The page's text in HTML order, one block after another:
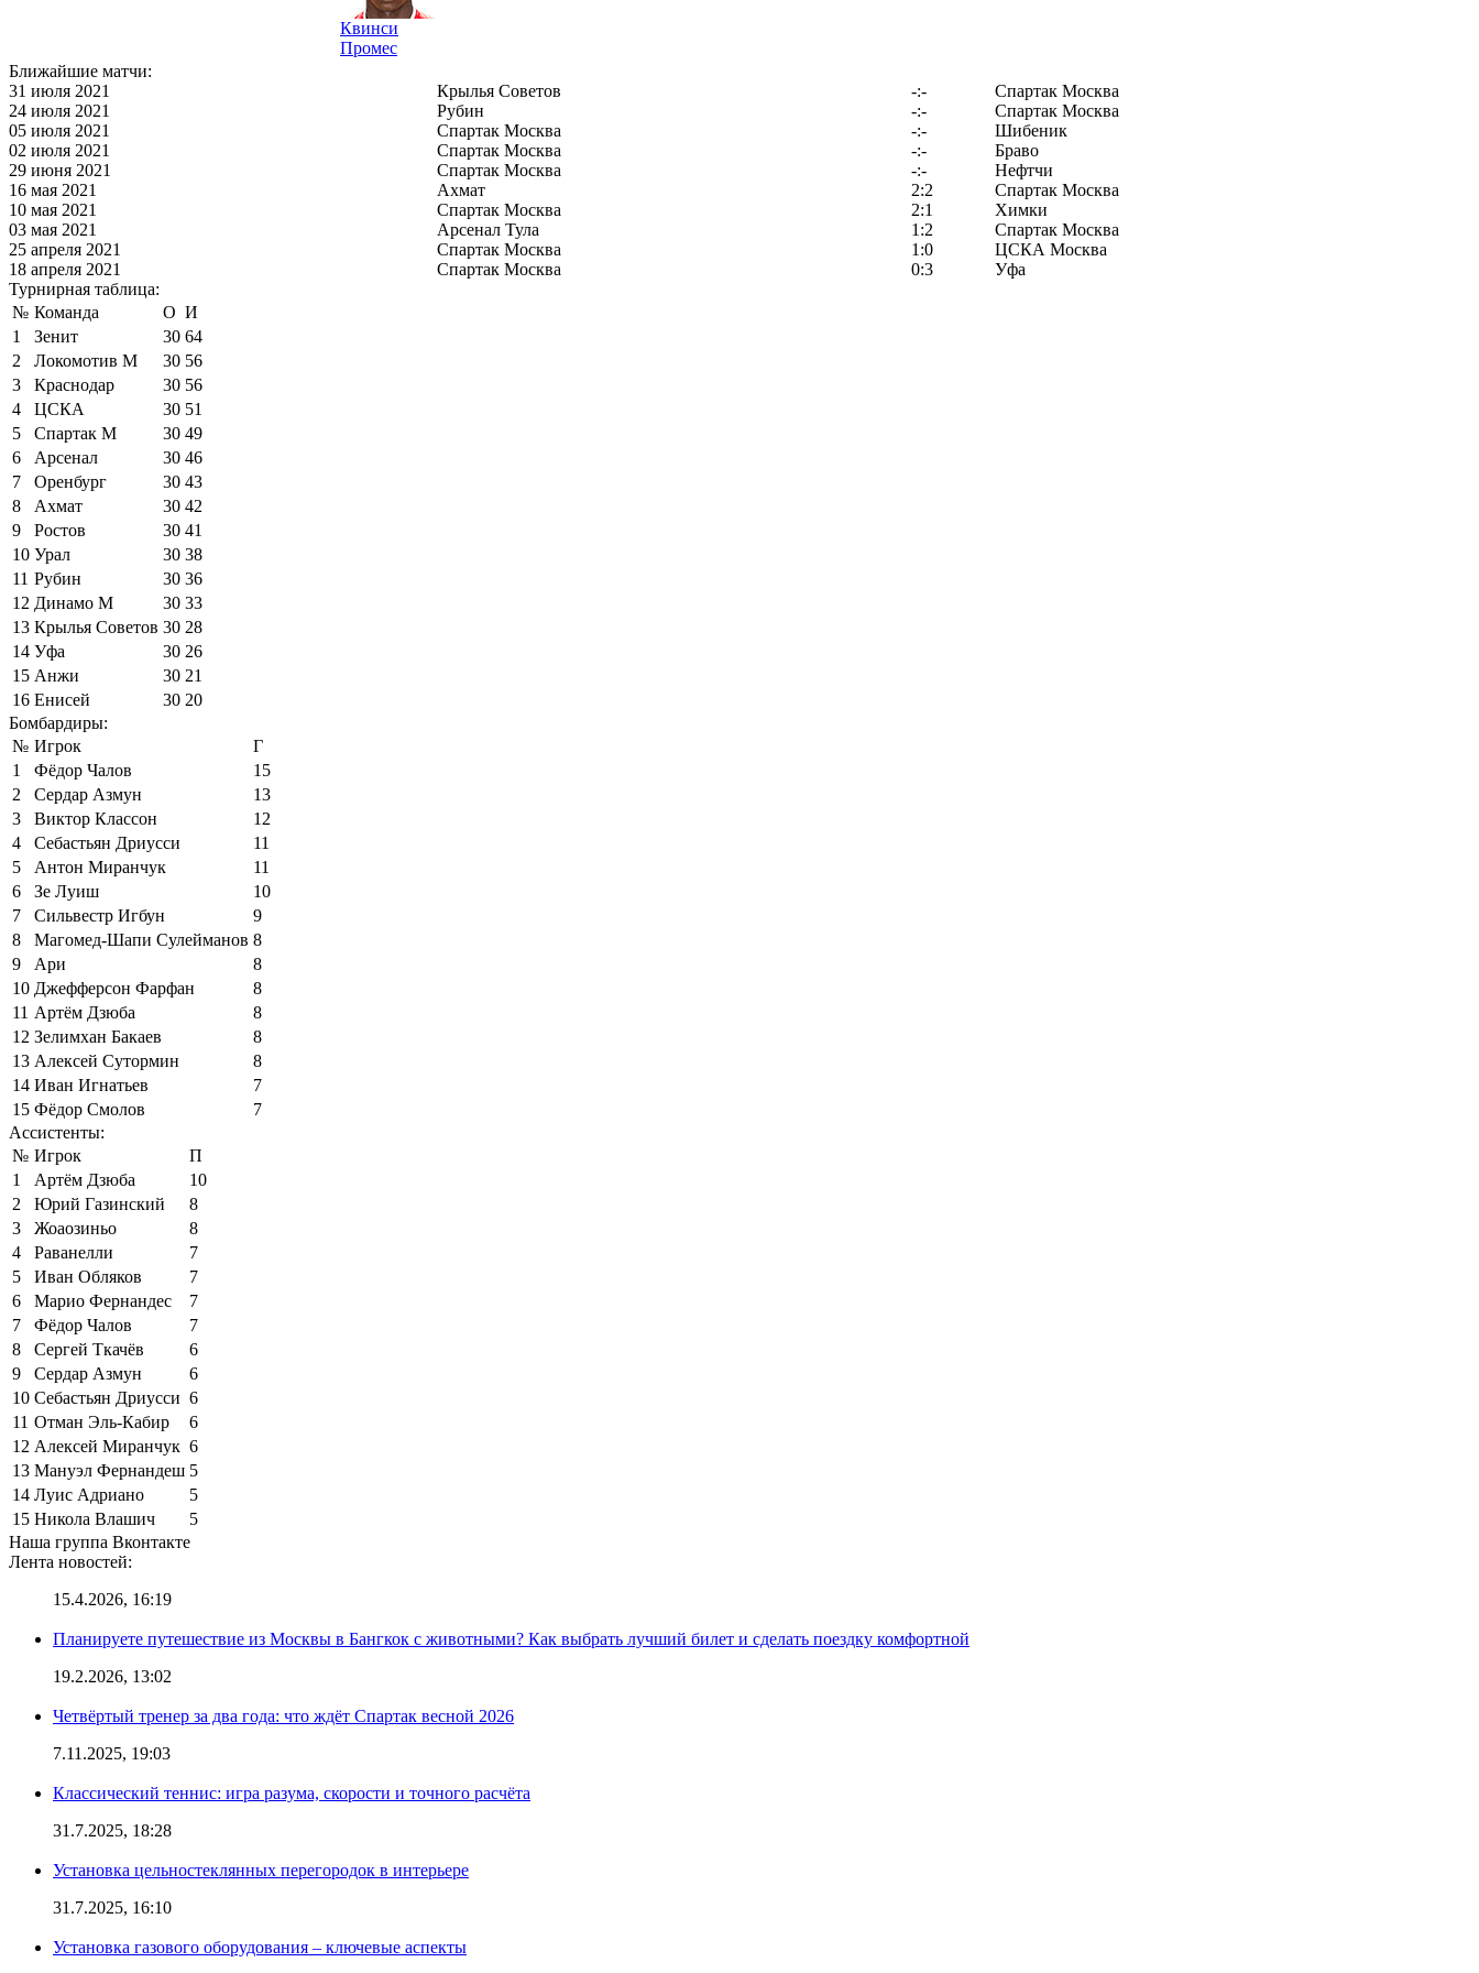
Квинси
Промес
Ближайшие матчи:
31 июля 2021
Крылья Советов -:-
Спартак Москва
24 июля 2021
Рубин -:-
Спартак Москва
05 июля 2021
Спартак Москва -:-
Шибеник
02 июля 2021
Спартак Москва -:-
Браво
29 июня 2021
Спартак Москва -:-
Нефтчи
16 мая 2021
Ахмат 2:2
Спартак Москва
10 мая 2021
Спартак Москва 2:1
Химки
03 мая 2021
Арсенал Тула 1:2
Спартак Москва
25 апреля 2021
Спартак Москва 1:0
ЦСКА Москва
18 апреля 2021
Спартак Москва 0:3
Уфа
Турнирная таблица:
№ Команда О И
1
Зенит 30 64
2
Локомотив М 30 56
3
Краснодар 30 56
4
ЦСКА 30 51
5
Спартак М 30 49
6
Арсенал 30 46
7
Оренбург 30 43
8
Ахмат 30 42
9
Ростов 30 41
10 Урал 30 38
11 Рубин 30 36
12 Динамо М 30 33
13 Крылья Советов 30 28
14 Уфа 30 26
15 Анжи 30 21
16 Енисей 30 20
Бомбардиры:
№ Игрок
Г
1
Фёдор Чалов
15
2
Сердар Азмун
13
3
Виктор Классон
12
4
Себастьян Дриусси
11
5
Антон Миранчук
11
6
Зе Луиш
10
7
Сильвестр Игбун
9
8
Магомед-Шапи Сулейманов 8
9
Ари
8
10 Джефферсон Фарфан
8
11 Артём Дзюба
8
12 Зелимхан Бакаев
8
13 Алексей Сутормин
8
14 Иван Игнатьев
7
15 Фёдор Смолов
7
Ассистенты:
№ Игрок
П
1
Артём Дзюба
10
2
Юрий Газинский
8
3
Жоаозиньо
8
4
Раванелли
7
5
Иван Обляков
7
6
Марио Фернандес
7
7
Фёдор Чалов
7
8
Сергей Ткачёв
6
9
Сердар Азмун
6
10 Себастьян Дриусси 6
11 Отман Эль-Кабир
6
12 Алексей Миранчук 6
13 Мануэл Фернандеш 5
14 Луис Адриано
5
15 Никола Влашич
5
Наша группа Вконтакте
Лента новостей:
15.4.2026, 16:19
Планируете путешествие из Москвы в Бангкок с животными? Как выбрать лучший билет и сделать поездку комфортной
19.2.2026, 13:02
Четвёртый тренер за два года: что ждёт Спартак весной 2026
7.11.2025, 19:03
Классический теннис: игра разума, скорости и точного расчёта
31.7.2025, 18:28
Установка цельностеклянных перегородок в интерьере
31.7.2025, 16:10
Установка газового оборудования – ключевые аспекты